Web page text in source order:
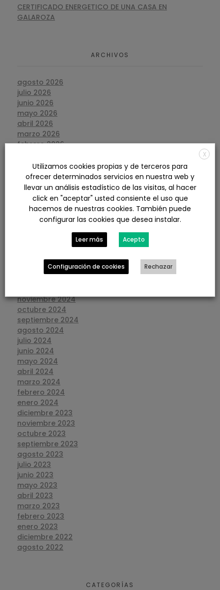
CERTIFICADO ENERGETICO DE UNA CASA EN
GALAROZA
ARCHIVOS
agosto 2026
julio 2026
junio 2026
mayo 2026
abril 2026
marzo 2026
febrero 2026
diciembre 2025
noviembre 2025
octubre 2025
septiembre 2025
agosto 2025
julio 2025
marzo 2025
febrero 2025
noviembre 2024
octubre 2024
septiembre 2024
agosto 2024
julio 2024
junio 2024
mayo 2024
abril 2024
marzo 2024
febrero 2024
enero 2024
diciembre 2023
noviembre 2023
octubre 2023
septiembre 2023
agosto 2023
julio 2023
junio 2023
mayo 2023
abril 2023
marzo 2023
febrero 2023
enero 2023
diciembre 2022
agosto 2022
CATEGORÍAS
X
Utilizamos cookies propias y de terceros para
ofrecer determinados servicios en nuestra web y
llevar un análisis estadístico de las visitas, al hacer
click en "aceptar" usted consiente el uso que
hacemos de nuestras cookies. También puede
configurar las cookies que desea instalar.
Leer más Acepto
Configuración de cookies Rechazar